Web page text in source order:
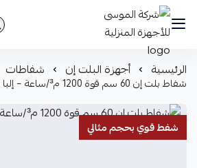
شركة الموسى للأجهزة المنزلية
الرئيسية أجهزة البلت إن شفاطات
شفاط بلت إن 60 سم قوة 1200 م³/ساعة – إلبا BETTLE60CM-1200BF
شفط قوي بحجم مثالي